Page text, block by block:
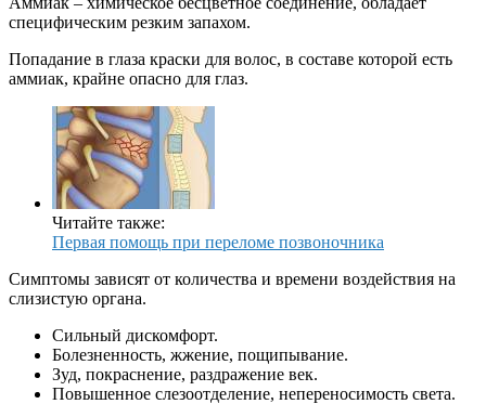
специфическим резким запахом.
Попадание в глаза краски для волос, в составе которой есть
аммиак, крайне опасно для глаз.
Читайте также:
Первая помощь при переломе позвоночника
Симптомы зависят от количества и времени воздействия на
слизистую органа.
Сильный дискомфорт.
Болезненность, жжение, пощипывание.
Зуд, покраснение, раздражение век.
Повышенное слезоотделение, непереносимость света.